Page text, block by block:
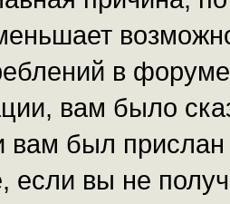
в
вам было
вам был
если вы не